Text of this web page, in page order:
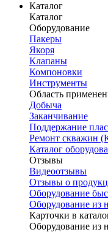
Каталог
Каталог
Оборудование
Пакеры
Якоря
Клапаны
Компоновки
Инструменты
Область
Добыча
Заканчивание
Поддержание
Ремонт скважин
Каталог
Отзывы
Видеоотзывы
Отзывы о
Оборудование
Оборудование из
Карточки в
Оборудование из